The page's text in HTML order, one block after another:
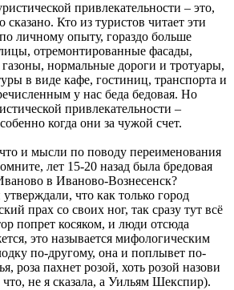
привлекательности – это,
сказано. Кто из туристов читает эти
личному опыту, гораздо больше
отремонтированные фасады,
нормальные дороги и тротуары,
в виде кафе, гостиниц, транспорта и
у нас беда бедовая. Но
привлекательности –
когда они за чужой счет.
и мысли по поводу переименования
лет 15-20 назад была бредовая
в Иваново-Вознесенск?
что как только город
прах со своих ног, так сразу тут всё
попрет косяком, и люди отсюда
это называется мифологическим
по-другому, она и поплывет по-
роза пахнет розой, хоть розой назови
что, не я сказала, а Уильям Шекспир).